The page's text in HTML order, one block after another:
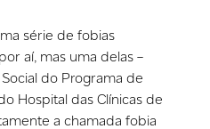
série de fobias
aí, mas uma delas –
do Programa de
Hospital das Clínicas de
a chamada fobia